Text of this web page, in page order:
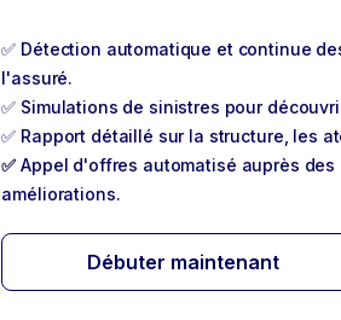
✅ Détection automatique et continue
l'assuré.
✅ Simulations de sinistres pour
✅ Rapport détaillé sur la structure, les
✅ Appel d'offres automatisé auprès
améliorations.
Débuter maintenant